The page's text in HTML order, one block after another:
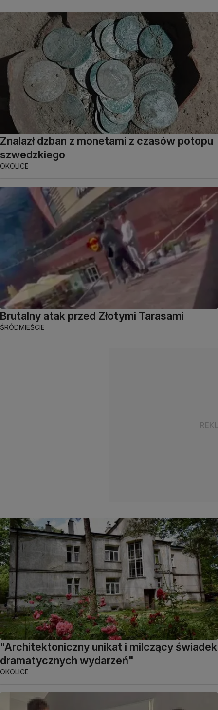
Znalazł dzban z monetami z czasów potopu
szwedzkiego
OKOLICE
Brutalny atak przed Złotymi Tarasami
ŚRÓDMIEŚCIE
"Architektoniczny unikat i milczący świadek
dramatycznych wydarzeń"
OKOLICE